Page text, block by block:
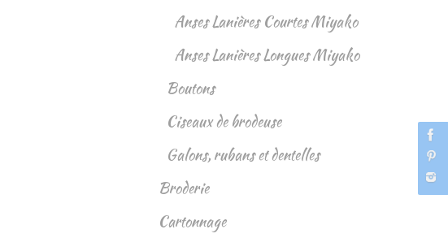
Anses Lanières Courtes Miyako
Anses Lanières Longues Miyako
Boutons
Ciseaux de brodeuse
Galons, rubans et dentelles
Broderie
Cartonnage